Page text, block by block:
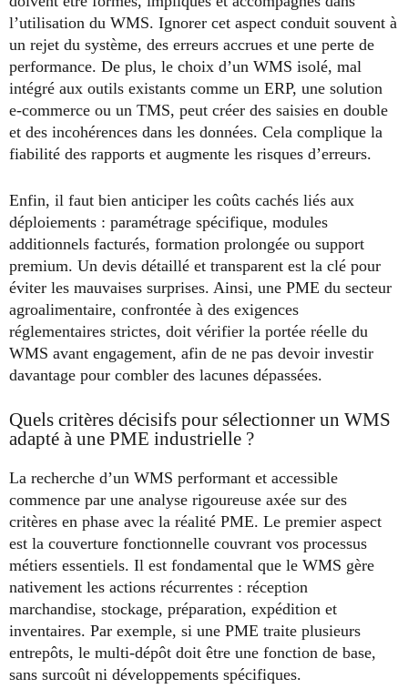
l’utilisation du WMS. Ignorer cet aspect conduit souvent à
un rejet du système, des erreurs accrues et une perte de
performance. De plus, le choix d’un WMS isolé, mal
intégré aux outils existants comme un ERP, une solution
e-commerce ou un TMS, peut créer des saisies en double
et des incohérences dans les données. Cela complique la
fiabilité des rapports et augmente les risques d’erreurs.
Enfin, il faut bien anticiper les coûts cachés liés aux
déploiements : paramétrage spécifique, modules
additionnels facturés, formation prolongée ou support
premium. Un devis détaillé et transparent est la clé pour
éviter les mauvaises surprises. Ainsi, une PME du secteur
agroalimentaire, confrontée à des exigences
réglementaires strictes, doit vérifier la portée réelle du
WMS avant engagement, afin de ne pas devoir investir
davantage pour combler des lacunes dépassées.
Quels critères décisifs pour sélectionner un WMS
adapté à une PME industrielle ?
La recherche d’un WMS performant et accessible
commence par une analyse rigoureuse axée sur des
critères en phase avec la réalité PME. Le premier aspect
est la couverture fonctionnelle couvrant vos processus
métiers essentiels. Il est fondamental que le WMS gère
nativement les actions récurrentes : réception
marchandise, stockage, préparation, expédition et
inventaires. Par exemple, si une PME traite plusieurs
entrepôts, le multi-dépôt doit être une fonction de base,
sans surcoût ni développements spécifiques.